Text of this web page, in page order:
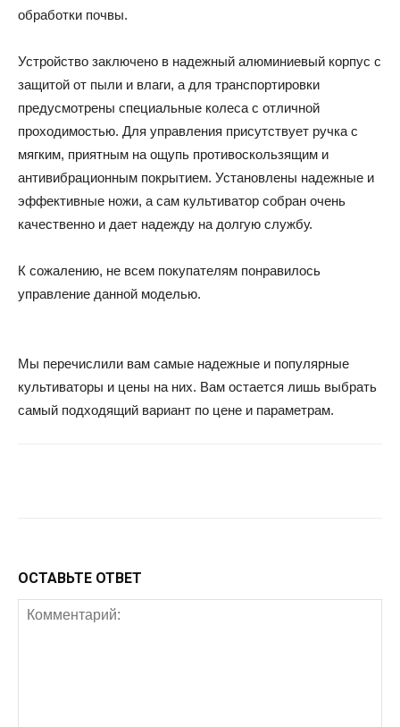
обработки почвы.
Устройство заключено в надежный алюминиевый корпус с
защитой от пыли и влаги, а для транспортировки
предусмотрены специальные колеса с отличной
проходимостью. Для управления присутствует ручка с
мягким, приятным на ощупь противоскользящим и
антивибрационным покрытием. Установлены надежные и
эффективные ножи, а сам культиватор собран очень
качественно и дает надежду на долгую службу.
К сожалению, не всем покупателям понравилось
управление данной моделью.
Мы перечислили вам самые надежные и популярные
культиваторы и цены на них. Вам остается лишь выбрать
самый подходящий вариант по цене и параметрам.
ОСТАВЬТЕ ОТВЕТ